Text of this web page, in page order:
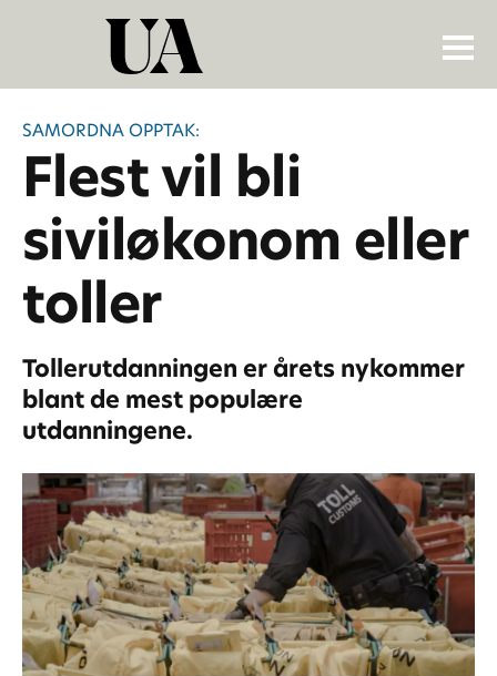
SAMORDNA OPPTAK:
Flest vil bli
siviløkonom eller
toller
Tollerutdanningen er årets nykommer
blant de mest populære
utdanningene.